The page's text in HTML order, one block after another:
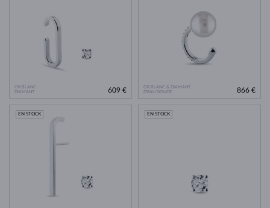
OR BLANC
DIAMANT
609 €
OR BLANC & DIAMANT
D'EAU DOUCE
866 €
EN STOCK EN STOCK